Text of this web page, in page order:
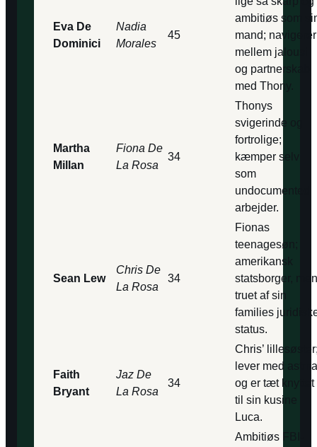
Eva De
Dominici
Nadia
Morales
45
ambitiøs som
mand; navigerer
mellem jalousi
og partnerskab
med Thony.
Martha
Millan
Fiona De
La Rosa
34
Thonys
svigerinde og
fortrolige;
kæmper selv
som
undocumented
arbejder.
Sean Lew
Chris De
La Rosa
34
Fionas
teenagesøn;
amerikansk
statsborger, men
truet af sin
families
status.
Faith
Bryant
Jaz De
La Rosa
34
Chris’
lever med astma
og er tæt knyttet
til sin kusine
Luca.
Ambitiøs FBI-